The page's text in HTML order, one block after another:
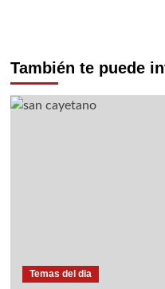
También te puede
Temas del dia